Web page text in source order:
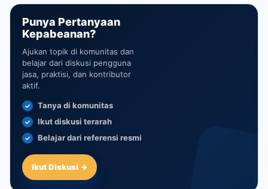
Punya Pertanyaan
Kepabeanan?
Ajukan topik di komunitas dan
belajar dari diskusi pengguna
jasa, praktisi, dan kontributor
aktif.
Tanya di komunitas
Ikut diskusi terarah
Belajar dari referensi resmi
Ikut Diskusi →